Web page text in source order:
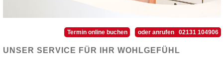
oder anrufen 02131 104906
Termin online buchen
UNSER SERVICE FÜR IHR WOHLGEFÜHL